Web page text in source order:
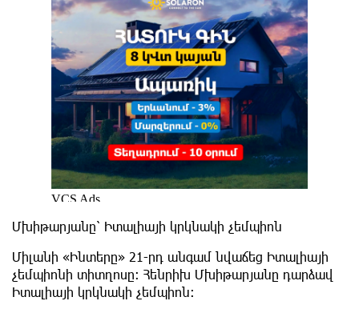
Մխիթարյանը՝ Իտալիայի կրկնակի չեմպիոն
Միլանի «Ինտերը» 21-րդ անգամ նվաճեց Իտալիայի
չեմպիոնի տիտղոսը: Հենրիխ Մխիթարյանը դարձավ
Իտալիայի կրկնակի չեմպիոն։